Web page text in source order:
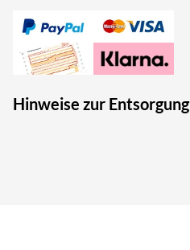
Hinweise zur Entsorgung